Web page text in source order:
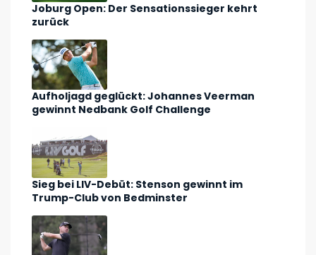
Joburg Open: Der Sensationssieger kehrt
zurück
Aufholjagd geglückt: Johannes Veerman
gewinnt Nedbank Golf Challenge
Sieg bei LIV-Debüt: Stenson gewinnt im
Trump-Club von Bedminster